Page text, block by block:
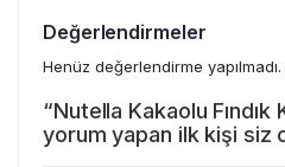
Değerlendirmeler
Henüz değerlendirme yapılmadı.
“Nutella Kakaolu Fındık
yorum yapan ilk kişi siz